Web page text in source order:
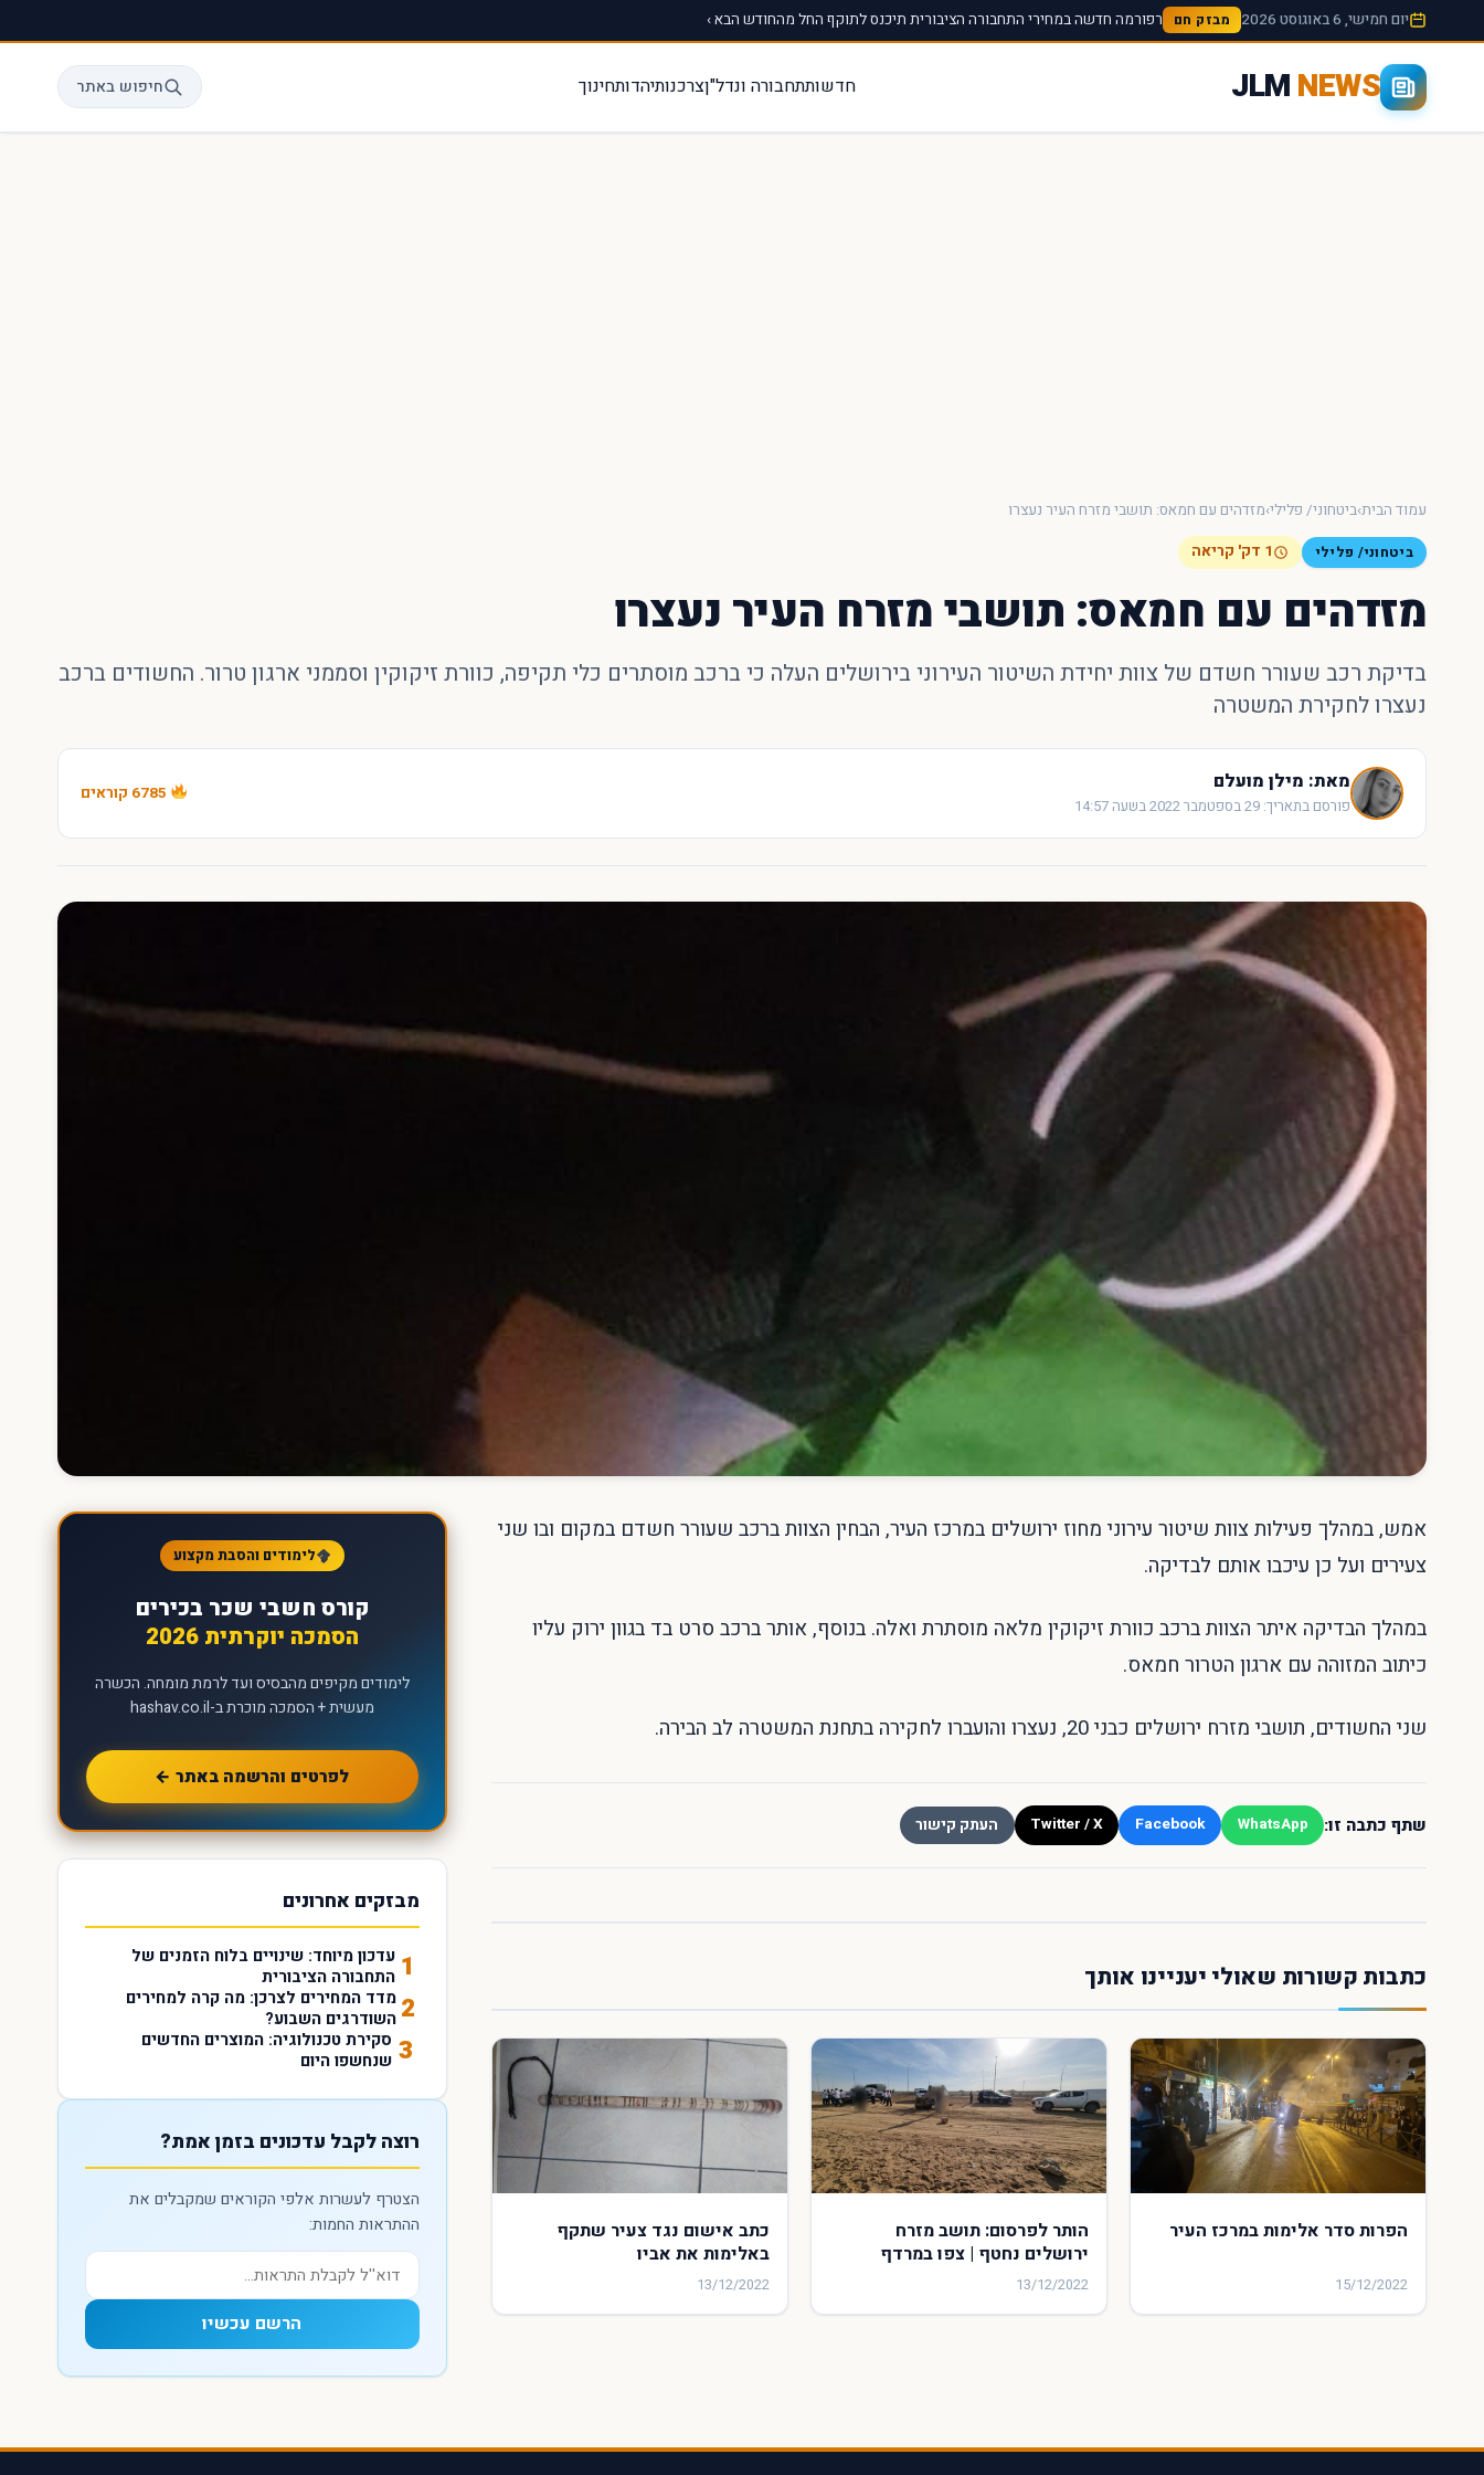
יום חמישי, 6 באוגוסט 2026 מבזק חם רפורמה חדשה במחירי התחבורה הציבורית תיכנס לתוקף החל מהחודש הבא ›
JLMNEWS חדשותתחבורה ונדל"ןצרכנותיהדותחינוך חיפוש באתר
עמוד הבית›ביטחוני/ פלילי›מזדהים עם חמאס: תושבי מזרח העיר נעצרו
ביטחוני/ פלילי 1 דק' קריאה
מזדהים עם חמאס: תושבי מזרח העיר נעצרו
בדיקת רכב שעורר חשדם של צוות יחידת השיטור העירוני בירושלים העלה כי ברכב מוסתרים כלי תקיפה, כוורת זיקוקין וסממני ארגון טרור. החשודים ברכב
נעצרו לחקירת המשטרה
מאת: מילן מועלם
פורסם בתאריך: 29 בספטמבר 2022 בשעה 14:57
אמש, במהלך פעילות צוות שיטור עירוני מחוז ירושלים במרכז העיר, הבחין הצוות ברכב שעורר חשדם במקום ובו שני
צעירים ועל כן עיכבו אותם לבדיקה.
במהלך הבדיקה איתר הצוות ברכב כוורת זיקוקין מלאה מוסתרת ואלה. בנוסף, אותר ברכב סרט בד בגוון ירוק עליו
כיתוב המזוהה עם ארגון הטרור חמאס.
שני החשודים, תושבי מזרח ירושלים כבני 20, נעצרו והועברו לחקירה בתחנת המשטרה לב הבירה.
שתף כתבה זו: WhatsApp
Facebook
Twitter / X העתק קישור
כתבות קשורות שאולי יעניינו אותך
הפרות סדר אלימות במרכז העיר
15/12/2022
הותר לפרסום: תושב מזרח
ירושלים נחטף | צפו במרדף
13/12/2022
כתב אישום נגד צעיר שתקף
באלימות את אביו
13/12/2022
לימודים והסבת מקצוע
קורס חשבי שכר בכירים
הסמכה יוקרתית 2026
לימודים מקיפים מהבסיס ועד לרמת מומחה. הכשרה
מעשית + הסמכה מוכרת ב-hashav.co.il
לפרטים והרשמה באתר ←
מבזקים אחרונים
1 עדכון מיוחד: שינויים בלוח הזמנים של
התחבורה הציבורית
2 מדד המחירים לצרכן: מה קרה למחירים
השודרגים השבוע?
3 סקירת טכנולוגיה: המוצרים החדשים
שנחשפו היום
רוצה לקבל עדכונים בזמן אמת?
הצטרף לעשרות אלפי הקוראים שמקבלים את
ההתראות החמות:
הרשם עכשיו